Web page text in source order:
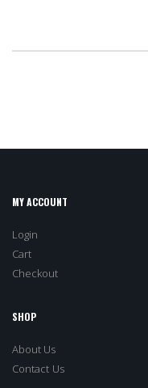
MY ACCOUNT
Login
Cart
Checkout
SHOP
About Us
Contact Us